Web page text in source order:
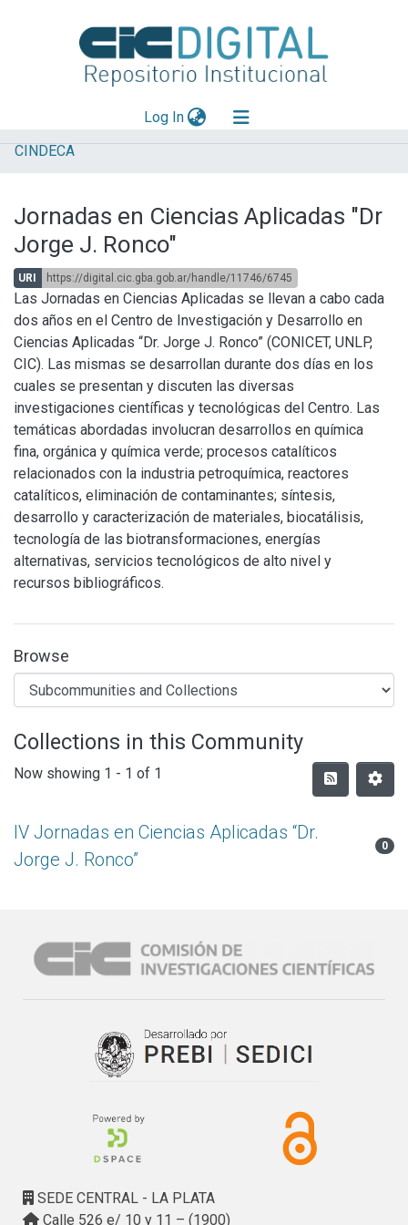
Log In(current)
Explorar
Aportar material
Statistics
CINDECA
Jornadas en Ciencias Aplicadas "Dr
Jorge J. Ronco"
URI https://digital.cic.gba.gob.ar/handle/11746/6745
Las Jornadas en Ciencias Aplicadas se llevan a cabo cada
dos años en el Centro de Investigación y Desarrollo en
Ciencias Aplicadas “Dr. Jorge J. Ronco” (CONICET, UNLP,
CIC). Las mismas se desarrollan durante dos días en los
cuales se presentan y discuten las diversas
investigaciones científicas y tecnológicas del Centro. Las
temáticas abordadas involucran desarrollos en química
fina, orgánica y química verde; procesos catalíticos
relacionados con la industria petroquímica, reactores
catalíticos, eliminación de contaminantes; síntesis,
desarrollo y caracterización de materiales, biocatálisis,
tecnología de las biotransformaciones, energías
alternativas, servicios tecnológicos de alto nivel y
recursos bibliográficos.
Browse
Collections in this Community
Now showing 1 - 1 of 1
IV Jornadas en Ciencias Aplicadas “Dr.
Jorge J. Ronco”
0
SEDE CENTRAL - LA PLATA
Calle 526 e/ 10 y 11 – (1900)